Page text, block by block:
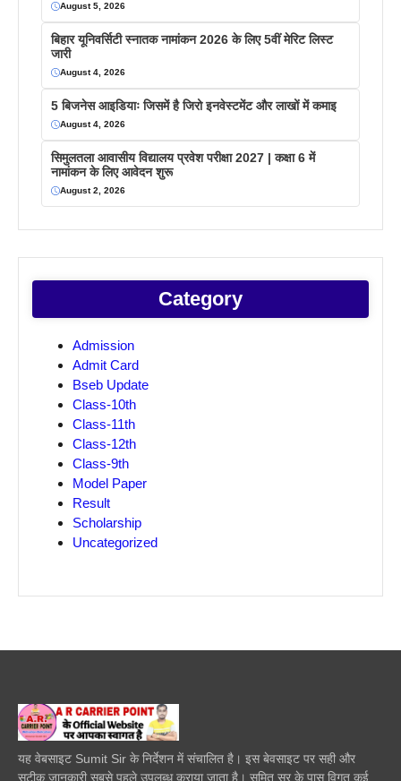
August 5, 2026
बिहार यूनिवर्सिटी स्नातक नामांकन 2026 के लिए 5वीं मेरिट लिस्ट
जारी
August 4, 2026
5 बिजनेस आइडियाः जिसमें है जिरो इनवेस्टमेंट और लाखों में कमाइ
August 4, 2026
सिमुलतला आवासीय विद्यालय प्रवेश परीक्षा 2027 | कक्षा 6 में
नामांकन के लिए आवेदन शुरू
August 2, 2026
Category
Admission
Admit Card
Bseb Update
Class-10th
Class-11th
Class-12th
Class-9th
Model Paper
Result
Scholarship
Uncategorized
यह वेबसाइट Sumit Sir के निर्देशन में संचालित है। इस बेवसाइट पर सही और
सटीक जानकारी सबसे पहले उपलब्ध कराया जाता है। सुमित सर के पास विगत कई